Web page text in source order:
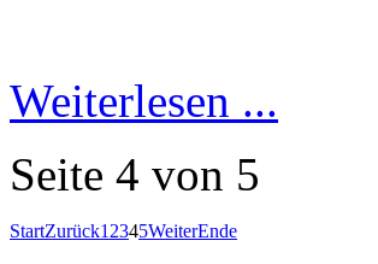
Weiterlesen ...
Seite 4 von 5
StartZurück1 2345WeiterEnde